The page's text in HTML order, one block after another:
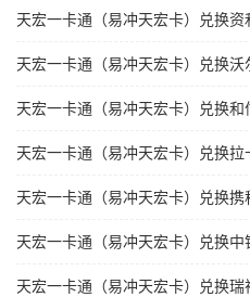
天宏一卡通（易冲天宏卡）兑换资
天宏一卡通（易冲天宏卡）兑换沃
天宏一卡通（易冲天宏卡）兑换和
天宏一卡通（易冲天宏卡）兑换拉
天宏一卡通（易冲天宏卡）兑换携
天宏一卡通（易冲天宏卡）兑换
天宏一卡通（易冲天宏卡）兑换瑞